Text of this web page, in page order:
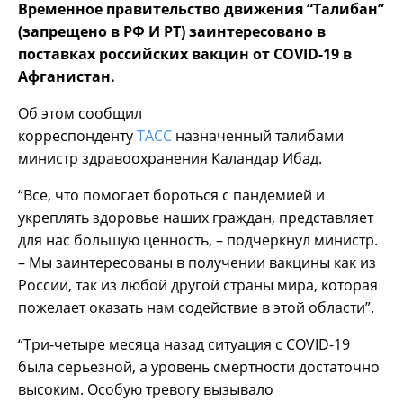
Временное правительство движения “Талибан”
(запрещено в РФ И РТ) заинтересовано в
поставках российских вакцин от COVID-19 в
Афганистан.
Об этом сообщил
корреспондентуТАСС назначенный талибами
министр здравоохранения Каландар Ибад.
“Все, что помогает бороться с пандемией и
укреплять здоровье наших граждан, представляет
для нас большую ценность, – подчеркнул министр.
– Мы заинтересованы в получении вакцины как из
России, так из любой другой страны мира, которая
пожелает оказать нам содействие в этой области”.
“Три-четыре месяца назад ситуация с COVID-19
была серьезной, а уровень смертности достаточно
высоким. Особую тревогу вызывало